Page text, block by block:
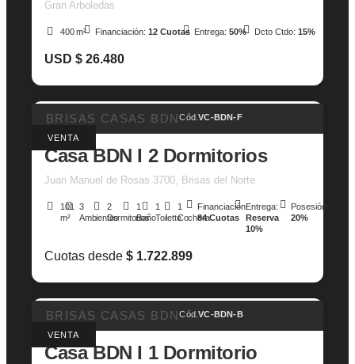
Gran Arboledas
400 m² Financiación: 12 Cuotas Entrega:50% Dcto Ctdo: 15%
USD $ 26.480
BRISAS CASAS BDNCód.VC-BDN-F
VENTA
Casa BDN I 2 Dormitorios
Juan Manuel de Rosas 3700, Brisas del Norte
101
m²
3
Ambientes
2
Dormitorios
1
Baño
1
Toilette
1
Cochera
Financiación:
84 Cuotas
Entrega:
Reserva
10%
Posesión:
20%
Cuotas desde $ 1.722.899
BRISAS CASAS BDNCód.VC-BDN-B
VENTA
Casa BDN I 1 Dormitorio